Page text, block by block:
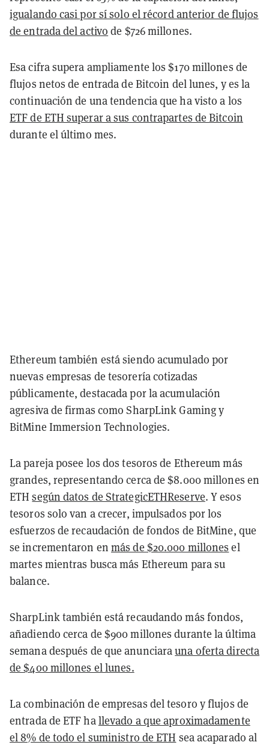
igualando casi por sí solo el récord anterior de flujos
de entrada del activo de $726 millones.
Esa cifra supera ampliamente los $170 millones de
flujos netos de entrada de Bitcoin del lunes, y es la
continuación de una tendencia que ha visto a los
ETF de ETH superar a sus contrapartes de Bitcoin
durante el último mes.
Ethereum también está siendo acumulado por
nuevas empresas de tesorería cotizadas
públicamente, destacada por la acumulación
agresiva de firmas como SharpLink Gaming y
BitMine Immersion Technologies.
La pareja posee los dos tesoros de Ethereum más
grandes, representando cerca de $8.000 millones en
ETHsegún datos de StrategicETHReserve. Y esos
tesoros solo van a crecer, impulsados por los
esfuerzos de recaudación de fondos de BitMine, que
se incrementaron enmás de $20.000 millones el
martes mientras busca más Ethereum para su
balance.
SharpLink también está recaudando más fondos,
añadiendo cerca de $900 millones durante la última
semana después de que anunciarauna oferta directa
de $400 millones el lunes.
La combinación de empresas del tesoro y flujos de
entrada de ETF hallevado a que aproximadamente
el 8% de todo el suministro de ETH sea acaparado al